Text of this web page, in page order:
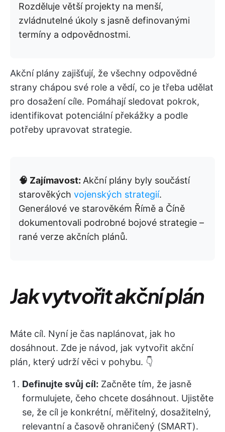
Rozděluje větší projekty na menší,
zvládnutelné úkoly s jasně definovanými
termíny a odpovědnostmi.
Akční plány zajišťují, že všechny odpovědné
strany chápou své role a vědí, co je třeba udělat
pro dosažení cíle. Pomáhají sledovat pokrok,
identifikovat potenciální překážky a podle
potřeby upravovat strategie.
🧠 Zajímavost: Akční plány byly součástí
starověkých vojenských strategií.
Generálové ve starověkém Římě a Číně
dokumentovali podrobné bojové strategie –
rané verze akčních plánů.
Jak vytvořit akční plán
Máte cíl. Nyní je čas naplánovat, jak ho
dosáhnout. Zde je návod, jak vytvořit akční
plán, který udrží věci v pohybu. 👇
Definujte svůj cíl: Začněte tím, že jasně
formulujete, čeho chcete dosáhnout. Ujistěte
se, že cíl je konkrétní, měřitelný, dosažitelný,
relevantní a časově ohraničený (SMART).